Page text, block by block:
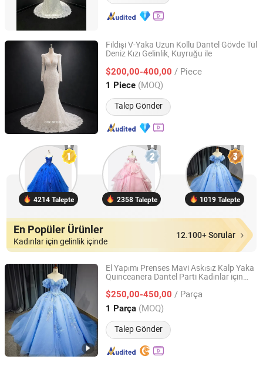
Fildişi V-Yaka Uzun Kollu Dantel Gövde Tül
Deniz Kızı Gelinlik, Kuyruğu ile
$200,00-400,00 / Piece
1 Piece (MOQ)
Talep Gönder
One More Couture Apparel Designing Co., Ltd.
Jiangsu, China Fiyat 2026
4214 Talepte 2358 Talepte 1019 Talepte
En Popüler Ürünler
Kadınlar için gelinlik içinde
12.100+ Sorular
El Yapımı Prenses Mavi Askısız Kalp Yaka
Quinceanera Dantel Parti Kadınlar için
$250,00-450,00 / Parça
1 Parça (MOQ)
Talep Gönder
Suzhou Gilka Trading Co., Ltd.
Jiangsu, China Fiyat 2022